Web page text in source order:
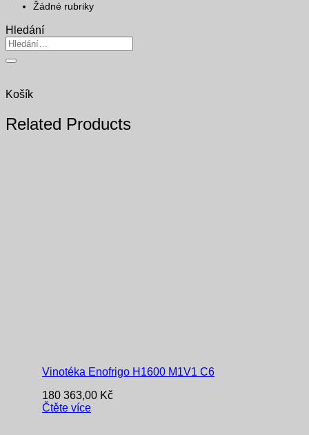
Žádné rubriky
Hledání
Hledat:
Košík
Related Products
Vinotéka Enofrigo H1600 M1V1 C6
180 363,00 Kč
Čtěte více